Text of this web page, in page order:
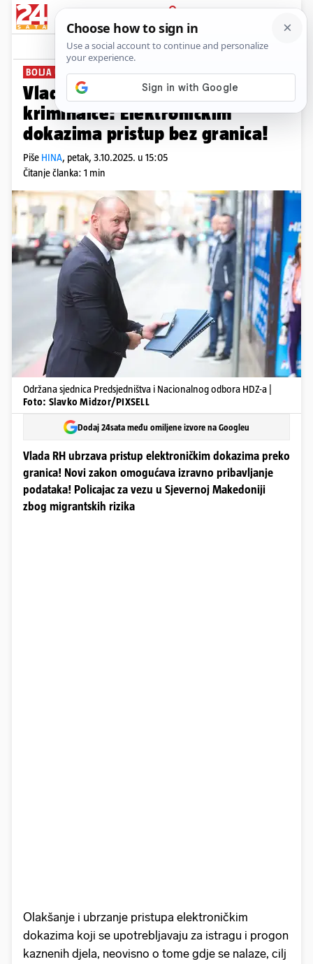
PRIJAVA
News Komentari
BOLJA UMREŽENOST
Vlada olakšava lov na
kriminalce: Elektroničkim
dokazima pristup bez granica!
Piše HINA, petak, 3.10.2025. u 15:05
Čitanje članka: 1 min
Održana sjednica Predsjedništva i Nacionalnog odbora HDZ-a |
Foto: Slavko Midzor/PIXSELL
Dodaj 24sata među omiljene izvore na Googleu
Vlada RH ubrzava pristup elektroničkim dokazima preko
granica! Novi zakon omogućava izravno pribavljanje
podataka! Policajac za vezu u Sjevernoj Makedoniji
zbog migrantskih rizika
Olakšanje i ubrzanje pristupa elektroničkim
dokazima koji se upotrebljavaju za istragu i progon
kaznenih djela, neovisno o tome gdje se nalaze, cilj